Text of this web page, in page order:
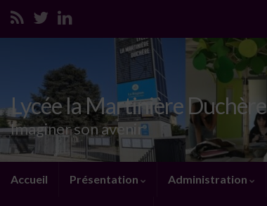
Lycée la Martinière Duchère
Imaginer son avenir
Accueil Présentation Administration